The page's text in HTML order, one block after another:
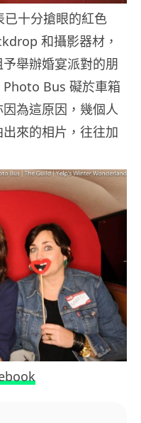
十分搶眼的紅色
和攝影器材，
舉辦婚宴派對的朋
Bus 礙於車箱
為這原因，幾個人
來的相片，往往加